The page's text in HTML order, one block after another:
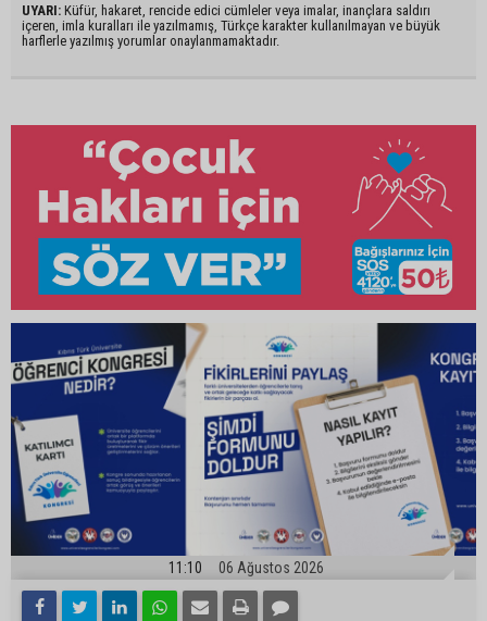
UYARI: Küfür, hakaret, rencide edici cümleler veya imalar, inançlara saldırı
içeren, imla kuralları ile yazılmamış, Türkçe karakter kullanılmayan ve büyük
harflerle yazılmış yorumlar onaylanmamaktadır.
11:10 06 Ağustos 2026